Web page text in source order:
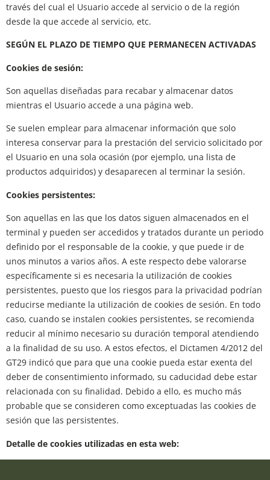
través del cual el Usuario accede al servicio o de la región
desde la que accede al servicio, etc.
SEGÚN EL PLAZO DE TIEMPO QUE PERMANECEN ACTIVADAS
Cookies de sesión:
Son aquellas diseñadas para recabar y almacenar datos
mientras el Usuario accede a una página web.
Se suelen emplear para almacenar información que solo
interesa conservar para la prestación del servicio solicitado por
el Usuario en una sola ocasión (por ejemplo, una lista de
productos adquiridos) y desaparecen al terminar la sesión.
Cookies persistentes:
Son aquellas en las que los datos siguen almacenados en el
terminal y pueden ser accedidos y tratados durante un periodo
definido por el responsable de la cookie, y que puede ir de
unos minutos a varios años. A este respecto debe valorarse
específicamente si es necesaria la utilización de cookies
persistentes, puesto que los riesgos para la privacidad podrían
reducirse mediante la utilización de cookies de sesión. En todo
caso, cuando se instalen cookies persistentes, se recomienda
reducir al mínimo necesario su duración temporal atendiendo
a la finalidad de su uso. A estos efectos, el Dictamen 4/2012 del
GT29 indicó que para que una cookie pueda estar exenta del
deber de consentimiento informado, su caducidad debe estar
relacionada con su finalidad. Debido a ello, es mucho más
probable que se consideren como exceptuadas las cookies de
sesión que las persistentes.
Detalle de cookies utilizadas en esta web: